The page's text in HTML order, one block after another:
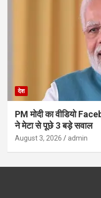
देश
PM मोदी का वीडियो
ने मेटा से पूछे 3 बड़े सवाल
August 3, 2026 admin